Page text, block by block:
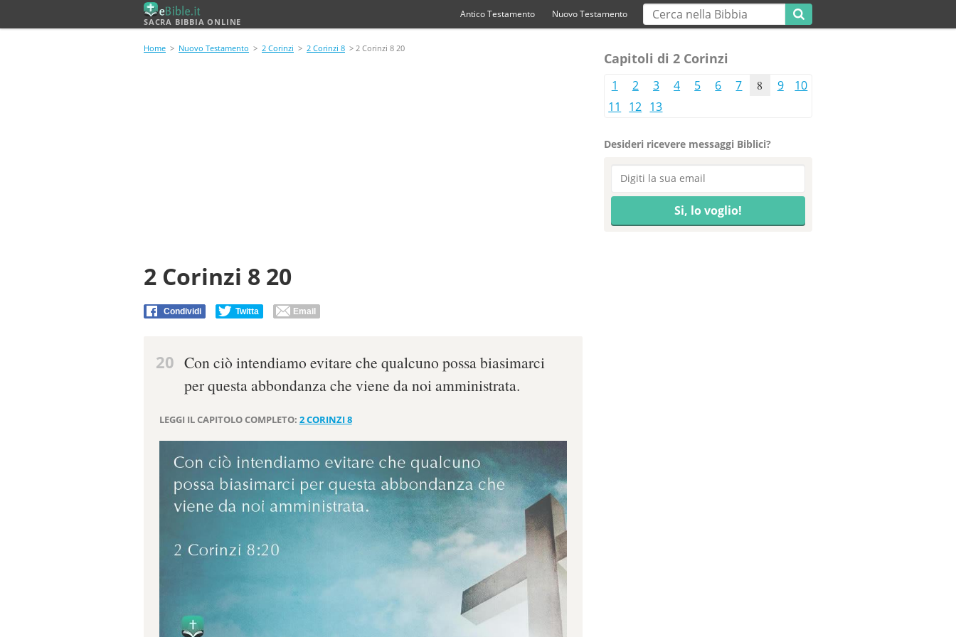
SACRA BIBBIA ONLINE
Antico Testamento Nuovo Testamento
Home > Nuovo Testamento > 2 Corinzi > 2 Corinzi 8 > 2 Corinzi 8 20
2 Corinzi 8 20
Condividi Twitta Email
20 Con ciò intendiamo evitare che qualcuno possa biasimarci
per questa abbondanza che viene da noi amministrata.
LEGGI IL CAPITOLO COMPLETO: 2 CORINZI 8
Capitoli di 2 Corinzi
1 2 3 4 5 6 7 8 9
10
11
12 13
Desideri ricevere messaggi Biblici?